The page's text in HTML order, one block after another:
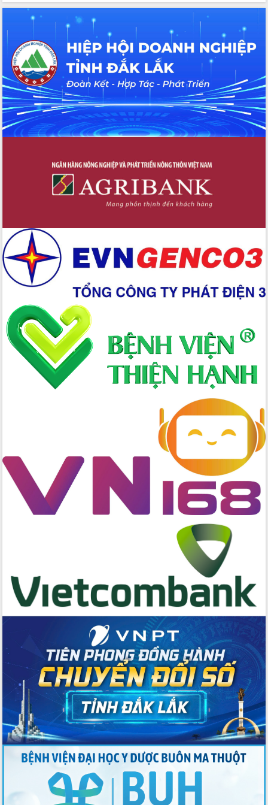
Hồ Thị Nguyên Thảo làm việc tại Trung
tâm Phục vụ hành chính công xã Ea
Xây dựng nền hành chính số đồng
hành cùng nông dân dân, doanh nghiệp
Giai đoạn 2026-2030, Đắk Lắk phấn
đấu có 77% xã đạt chuẩn nông thôn
mới
Chuyển đổi số 'mở đường' cho nông
nghiệp Đắk Lắk tăng trưởng bứt phá
Triển khai đồng bộ đo đạc, lập hồ sơ
Ứng dụng sinh trắc học - Bước tiến
trong hành trình chuyển đổi số tại Đắk
Đảng từ Sổ tay đảng viên điện tử
Đắk Lắk đẩy mạnh nuôi biển công
nghệ, hướng tới phát triển thủy sản
bền vững
Tập huấn nâng cao năng lực triển khai
chuyển đổi số cho cán bộ, công chức
cấp xã
Đắk Lắk phát động hưởng ứng Ngày
Quyền của người tiêu dùng Việt Nam
2026
Đẩy mạnh cải cách hành chính, quyết
tâm đạt được mục tiêu tăng trưởng
hai con số trong năm 2026
Bệnh án điện tử thúc đẩy chuyển đổi
số y tế tại Đắk Lắk
Chuyển đổi số thư viện: Mở rộng
không gian tri thức trong thời đại số
Bầu cử Quốc hội và HĐND: Cử tri Đắk
Lắk gửi gắm niềm tin, kỳ vọng vào lá
phiếu
Ngày hội bầu cử đại biểu Quốc hội
khóa XVI và HĐND các cấp nhiệm kỳ
2026-2031
Đảm bảo cuộc bầu cử đại biểu Quốc
hội và đại biểu HĐND các cấp diễn ra
an toàn, hiệu quả, đúng quy định
Thủ tướng Chính phủ Phạm Minh Chính
kiểm tra, chỉ đạo hoàn thành các dự
án cao tốc và thăm khu tái định cư tại
Đắk Lắk
Sôi nổi Hội đua ngựa truyền thống Gò
Thì Thùng mừng Xuân Bính Ngọ 2026
Lãnh đạo tỉnh dâng hương tưởng niệm
tại Đập Đồng Cam đầu Xuân Bính Ngọ